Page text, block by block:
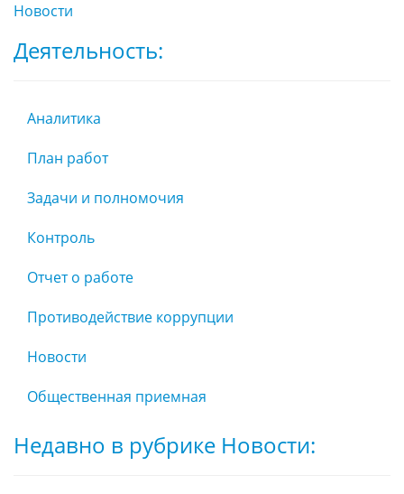
Новости
Деятельность:
Аналитика
План работ
Задачи и полномочия
Контроль
Отчет о работе
Противодействие коррупции
Новости
Общественная приемная
Недавно в рубрике Новости: